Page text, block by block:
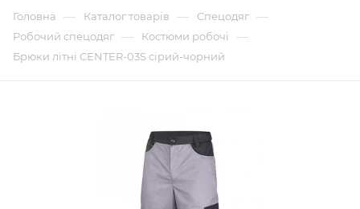
Головна — Каталог товарів — Спецодяг —
Робочий спецодяг — Костюми робочі —
Брюки літні CENTER-03S сірий-чорний